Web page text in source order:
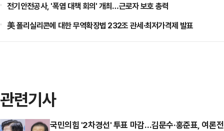
전기안전공사, '폭염 대책 회의' 개최…근로자 보호 총력
美 폴리실리콘에 대한 무역확장법 232조 관세·최저가격제 발표
관련기사
국민의힘 '2차경선' 투표 마감…김문수·홍준표, 여론